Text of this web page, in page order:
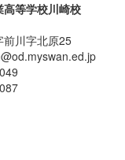
等学校川崎校
前川字北原25